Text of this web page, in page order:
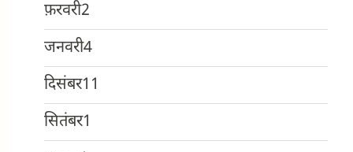
फ़रवरी2
जनवरी4
दिसंबर11
सितंबर1